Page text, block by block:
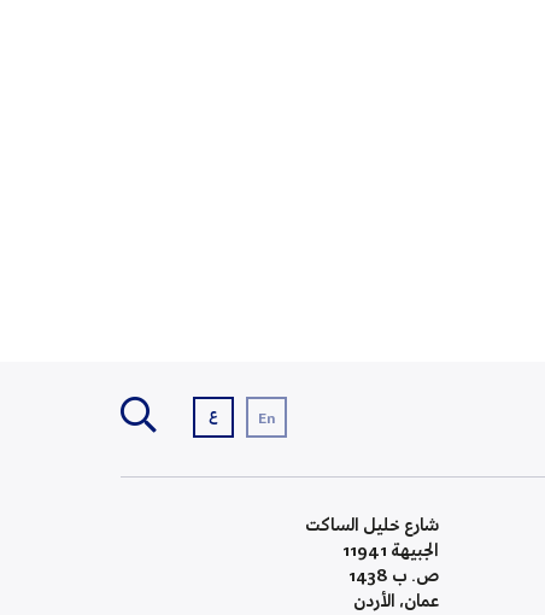
En ع
شارع خليل الساكت
الجبيهة 11941
ص. ب 1438
عمان، الأردن